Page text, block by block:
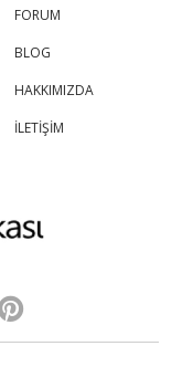
FORUM
BLOG
HAKKIMIZDA
İLETİŞİM